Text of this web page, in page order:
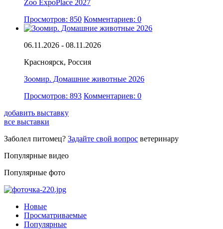
Zoo ExpoPlace 2027
Просмотров: 850 Комментариев: 0
06.11.2026 - 08.11.2026
Красноярск, Россия
Зоомир. Домашние животные 2026
Просмотров: 893 Комментариев: 0
добавить выставку
все выставки
Заболел питомец? Задайте свой вопрос ветеринару
Популярные видео
Популярные фото
Новые
Просматриваемые
Популярные